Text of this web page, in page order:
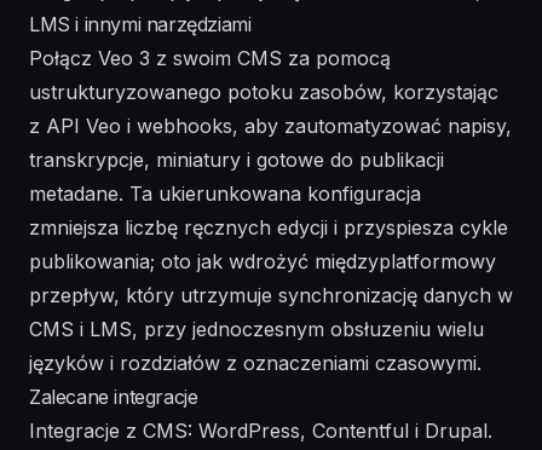
LMS i innymi narzędziami
Połącz Veo 3 z swoim CMS za pomocą
ustrukturyzowanego potoku zasobów, korzystając
z API Veo i webhooks, aby zautomatyzować napisy,
transkrypcje, miniatury i gotowe do publikacji
metadane. Ta ukierunkowana konfiguracja
zmniejsza liczbę ręcznych edycji i przyspiesza cykle
publikowania; oto jak wdrożyć międzyplatformowy
przepływ, który utrzymuje synchronizację danych w
CMS i LMS, przy jednoczesnym obsłuzeniu wielu
języków i rozdziałów z oznaczeniami czasowymi.
Zalecane integracje
Integracje z CMS: WordPress, Contentful i Drupal.